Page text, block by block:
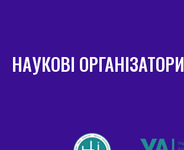
НАУКОВІ ОРГАНІЗАТОРИ